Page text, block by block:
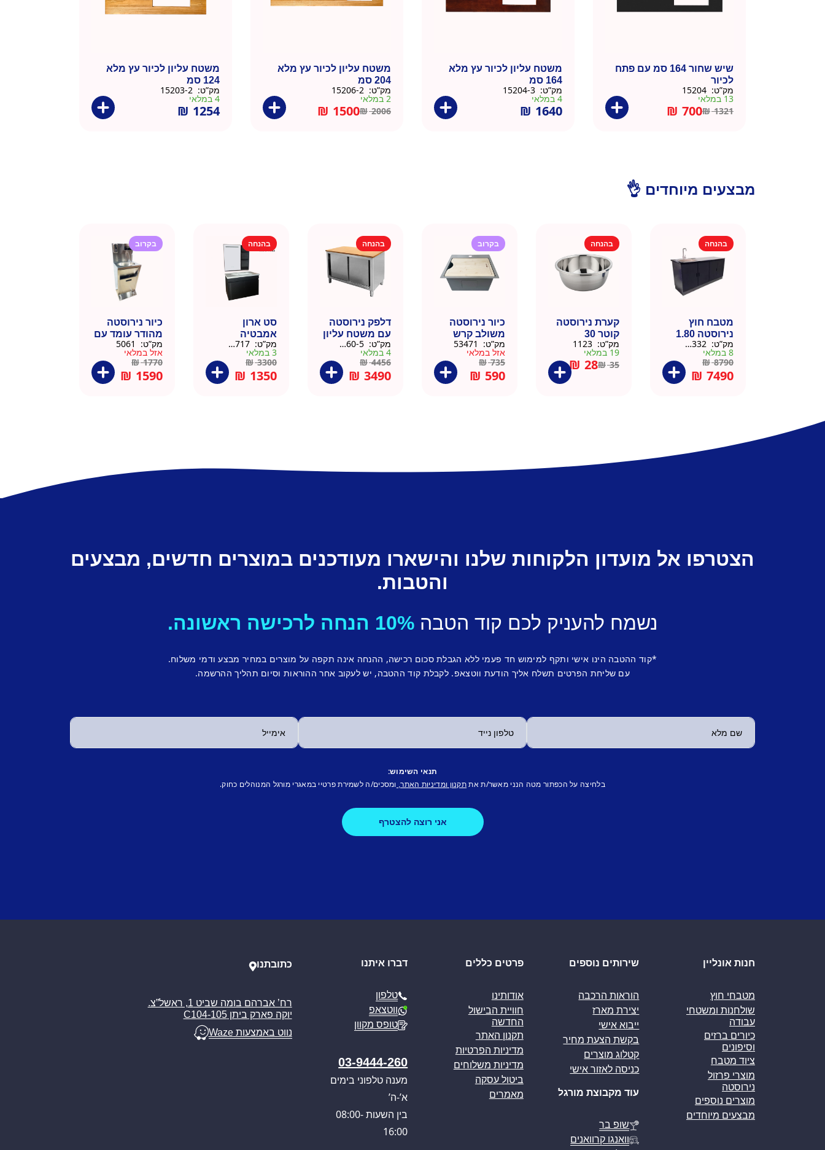
שיש שחור 164 סמ עם פתח
לכיור
מק”ט:
13 במלאי
₪1321
₪ 700
משטח עליון לכיור עץ מלא
164 סמ
מק”ט:
4 במלאי
₪ 1640
משטח עליון לכיור עץ מלא
204 סמ
מק”ט:
2 במלאי
₪2006
₪ 1500
משטח עליון לכיור עץ מלא
124 סמ
מק”ט:
4 במלאי
₪ 1254
מבצעים מיוחדים 👌
בהנחה
מטבח חוץ
נירוסטה 1.80
מטר כולל שיש
וכיור
מק”ט:
8 במלאי
₪8790
₪ 7490
בהנחה
קערת נירוסטה
קוטר 30
מק”ט:
19 במלאי
₪35
₪ 28
בקרוב
כיור נירוסטה
משולב קרש
חיתוך במבוק
35.5×40.5
מק”ט:
אזל במלאי
₪735
₪ 590
בהנחה
דלפק נירוסטה
עם משטח עליון
עץ מלא גוון
דניאל
מק”ט:
4 במלאי
₪4456
₪ 3490
בהנחה
סט ארון
אמבטיה
נירוסטה שחור
60 סמ
מק”ט:
3 במלאי
₪3300
₪ 1350
בקרוב
כיור נירוסטה
מהודר עומד עם
פח אשפה
ברצלונה
מק”ט:
אזל במלאי
₪1770
₪ 1590
הצטרפו אל מועדון הלקוחות שלנו והישארו מעודכנים במוצרים חדשים, מבצעים
והטבות.
נשמח להעניק לכם קוד הטבה 10% הנחה לרכישה ראשונה.
*קוד ההטבה הינו אישי ותקף למימוש חד פעמי ללא הגבלת סכום רכישה, ההנחה אינה תקפה על מוצרים במחיר מבצע ודמי משלוח.
עם שליחת הפרטים תשלח אליך הודעת ווטצאפ. לקבלת קוד ההטבה, יש לעקוב אחר ההוראות וסיום תהליך ההרשמה.
תנאי השימוש:
בלחיצה על הכפתור מטה הנני מאשר/ת את תקנון ומדיניות האתר, ומסכים/ה לשמירת פרטיי במאגרי מורגל המנוהלים כחוק.
חנות אונליין
מטבחי חוץ
שולחנות ומשטחי
עבודה
כיורים ברזים
וסיפונים
ציוד מטבח
מוצרי פרזול
נירוסטה
מוצרים נוספים
מבצעים מיוחדים
שירותים נוספים
הוראות הרכבה
יצירת מארז
ייבוא אישי
בקשת הצעת מחיר
קטלוג מוצרים
כניסה לאזור אישי
עוד מקבוצת מורגל
שופ בר
וואנגו קרוואנים
פרטים כללים
אודותינו
חוויית הבישול
החדשה
תקנון האתר
מדיניות הפרטיות
מדיניות משלוחים
ביטול עסקה
מאמרים
דברו איתנו
טלפון
ווטצאפ
טופס מקוון
03-9444-260
מענה טלפוני בימים
א’-ה’
בין השעות 08:00-
16:00
כתובתנו
רח’ אברהם בומה שביט 1, ראשל”צ.
יוקה פארק ביתן C104-105
נווט באמצעות Waze